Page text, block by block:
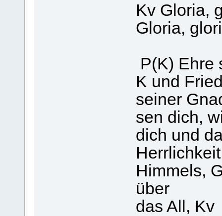
Kv Gloria,
Gloria,
P(K) Ehre
K und
seiner
sen dich,
dich und
Himmels,
über
das All, Kv